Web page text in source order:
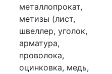
металлопрокат,
метизы (лист,
швеллер, уголок,
арматура,
проволока,
оцинковка, медь,